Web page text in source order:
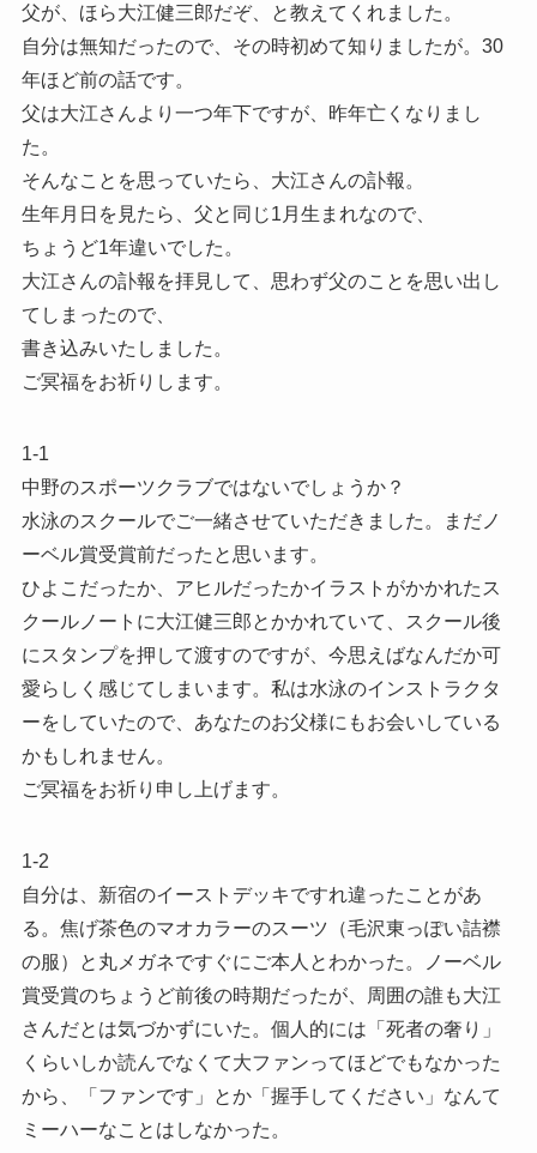
父が、ほら大江健三郎だぞ、と教えてくれました。
自分は無知だったので、その時初めて知りましたが。30
年ほど前の話です。
父は大江さんより一つ年下ですが、昨年亡くなりまし
た。
そんなことを思っていたら、大江さんの訃報。
生年月日を見たら、父と同じ1月生まれなので、
ちょうど1年違いでした。
大江さんの訃報を拝見して、思わず父のことを思い出し
てしまったので、
書き込みいたしました。
ご冥福をお祈りします。
1-1
中野のスポーツクラブではないでしょうか？
水泳のスクールでご一緒させていただきました。まだノ
ーベル賞受賞前だったと思います。
ひよこだったか、アヒルだったかイラストがかかれたス
クールノートに大江健三郎とかかれていて、スクール後
にスタンプを押して渡すのですが、今思えばなんだか可
愛らしく感じてしまいます。私は水泳のインストラクタ
ーをしていたので、あなたのお父様にもお会いしている
かもしれません。
ご冥福をお祈り申し上げます。
1-2
自分は、新宿のイーストデッキですれ違ったことがあ
る。焦げ茶色のマオカラーのスーツ（毛沢東っぽい詰襟
の服）と丸メガネですぐにご本人とわかった。ノーベル
賞受賞のちょうど前後の時期だったが、周囲の誰も大江
さんだとは気づかずにいた。個人的には「死者の奢り」
くらいしか読んでなくて大ファンってほどでもなかった
から、「ファンです」とか「握手してください」なんて
ミーハーなことはしなかった。